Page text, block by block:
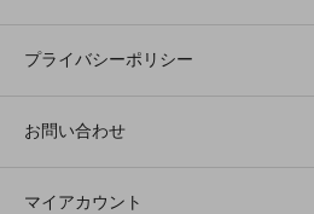
プライバシーポリシー
お問い合わせ
マイアカウント